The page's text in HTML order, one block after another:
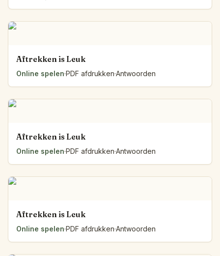
Aftrekken is Leuk
Online spelen·PDF afdrukken·Antwoorden
Aftrekken is Leuk
Online spelen·PDF afdrukken·Antwoorden
Aftrekken is Leuk
Online spelen·PDF afdrukken·Antwoorden